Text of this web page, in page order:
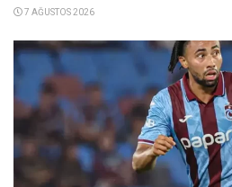
7 AĞUSTOS 2026